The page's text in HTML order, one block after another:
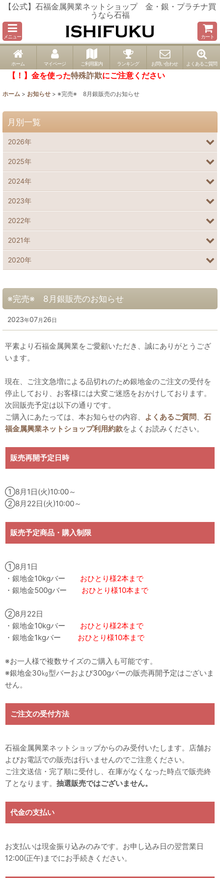
【公式】石福金属興業ネットショップ 金・銀・プラチナ買
うなら石福
メニュー カート
ホーム マイページ ご利用案内 ランキング お問い合わせ よくあるご質問
【！】金を使った特殊詐欺にご注意ください
ホーム > お知らせ > ※完売※ 8月銀販売のお知らせ
※完売※ 8月銀販売のお知らせ
2023年07月 26日
平素より石福金属興業をご愛顧いただき、誠にありがとうござ
います。
現在、ご注文急増による品切れのため銀地金のご注文の受付を
停止しており、お客様には大変ご迷惑をおかけしております。
次回販売予定は以下の通りです。
ご購入にあたっては、本お知らせの内容、
よくあるご質問、 石
福金属興業ネットショップ利用約款をよくお読みください。
販売再開予定日時
①8月1日(火)10:00～
②8月22日(火)10:00～
販売予定商品・購入制限
①8月1日
・銀地金10kgバー おひとり様2本まで
・銀地金500gバー おひとり様10本まで
②8月22日
・銀地金10kgバー おひとり様2本まで
・銀地金1kgバー おひとり様10本まで
※お一人様で複数サイズのご購入も可能です。
※銀地金30㎏型バーおよび300gバーの販売再開予定はございま
せん。
ご注文の受付方法
石福金属興業ネットショップからのみ受付いたします。店舗お
よびお電話での販売は行いませんのでご注意ください。
ご注文送信・完了順に受付し、在庫がなくなった時点で販売終
了となります。 抽選販売ではございません。
代金の支払い
お支払いは現金振り込みのみです。お申し込み日の翌営業日
12:00(正午)までにお手続きください。
月別一覧
2026年
2025年
2024年
2023年
2022年
2021年
2020年